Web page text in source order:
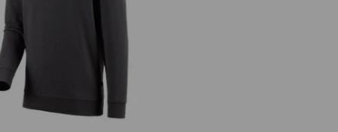
e.s. Sweatshirt poly cotton